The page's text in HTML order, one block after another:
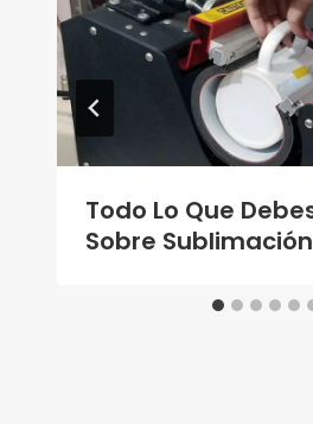
Todo Lo Que
Sobre Sublimación